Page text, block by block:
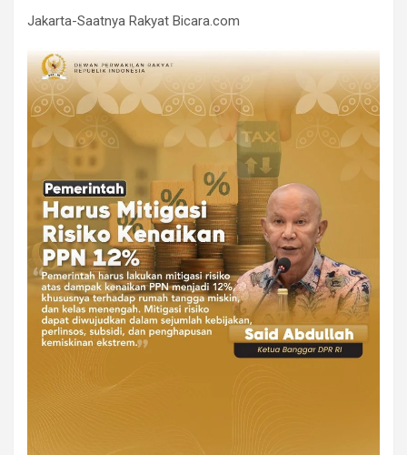
Jakarta-Saatnya Rakyat Bicara.com